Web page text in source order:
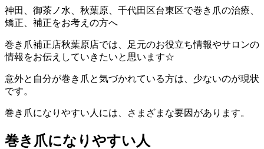
神田、御茶ノ水、秋葉原、千代田区台東区で巻き爪の治療、
矯正、補正をお考えの方へ
巻き爪補正店秋葉原店では、足元のお役立ち情報やサロンの
情報をお伝えしていきたいと思います☆
意外と自分が巻き爪と気づかれている方は、少ないのが現状
です。
巻き爪になりやすい人には、さまざまな要因があります。
巻き爪になりやすい人